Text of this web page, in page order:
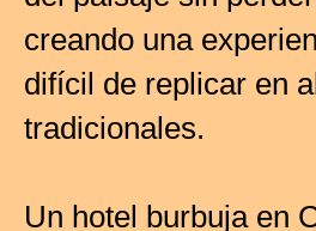
creando una
difícil de replicar en
tradicionales.
Un hotel burbuja en